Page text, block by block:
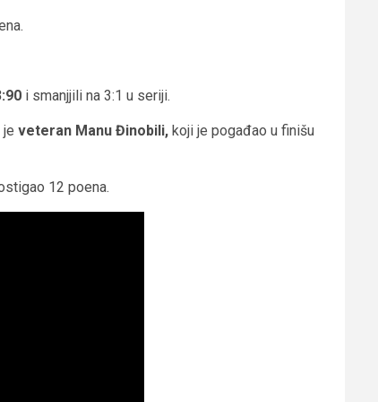
i smanjjili na 3:1 u seriji.
veteran Manu Đinobili, koji je pogađao u finišu
12 poena.